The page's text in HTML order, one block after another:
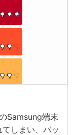
Samsung端末
しまい、バッ